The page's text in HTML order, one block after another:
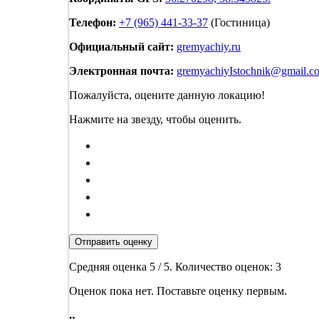
Телефон: +7 (965) 441-33-37 (Гостиница)
Официальный сайт: gremyachiy.ru
Электронная почта:
Пожалуйста, оцените данную локацию!
Нажмите на звезду, чтобы оценить.
Отправить оценку
Средняя оценка 5 / 5. Количество оценок: 3
Оценок пока нет. Поставьте оценку первым.